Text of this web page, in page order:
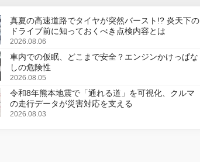
真夏の高速道路でタイヤが突然バースト!? 炎天下の
ドライブ前に知っておくべき点検内容とは
2026.08.06
車内での仮眠、どこまで安全？エンジンかけっぱな
しの危険性
2026.08.05
令和8年熊本地震で「通れる道」を可視化、クルマ
の走行データが災害対応を支える
2026.08.03